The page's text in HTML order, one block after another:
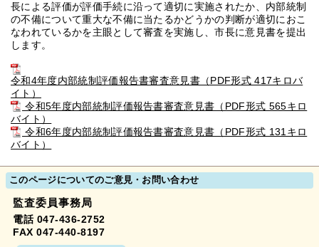
長による評価が評価手続に沿って適切に実施されたか、内部統制
の不備について重大な不備に当たるかどうかの判断が適切におこ
なわれているかを主眼として審査を実施し、市長に意見書を提出
します。
令和4年度内部統制評価報告書審査意見書（PDF形式 417キロバ
イト）
令和5年度内部統制評価報告書審査意見書（PDF形式 565キロ
バイト）
令和6年度内部統制評価報告書審査意見書（PDF形式 131キロ
バイト）
このページについてのご意見・お問い合わせ
監査委員事務局
電話 047-436-2752
FAX 047-440-8197